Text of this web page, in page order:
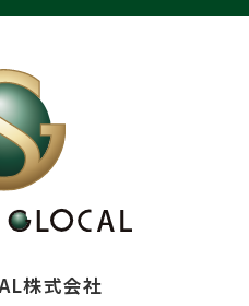
株式会社